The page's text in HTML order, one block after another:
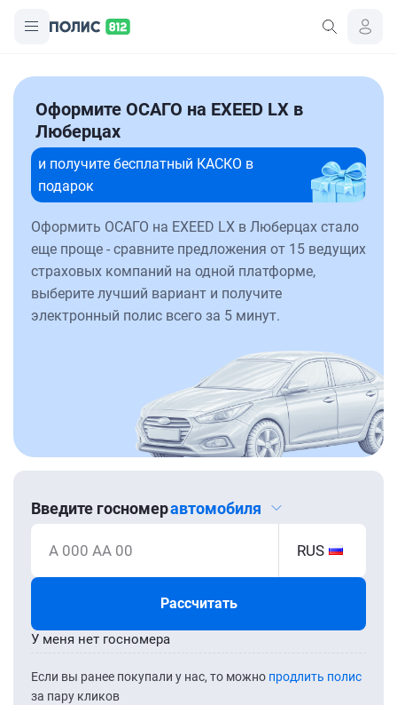
Оформите ОСАГО на EXEED LX в
Люберцах
и получите бесплатный КАСКО в
подарок
Оформить ОСАГО на EXEED LX в Люберцах стало
еще проще - сравните предложения от 15 ведущих
страховых компаний на одной платформе,
выберите лучший вариант и получите
электронный полис всего за 5 минут.
Введите госномеравтомобиля
А 000 АА 00 RUS
Рассчитать
Если вы ранее покупали у нас, то можно продлить полис
за пару кликов
У меня нет госномера